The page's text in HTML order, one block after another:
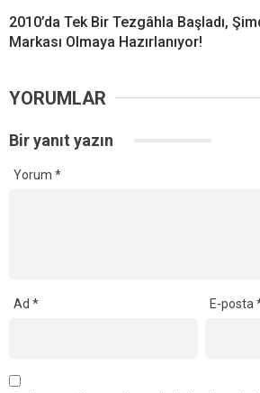
2010’da Tek Bir Tezgâhla Başladı,
Markası Olmaya Hazırlanıyor!
YORUMLAR
Bir yanıt yazın
Yorum *
Ad * E-posta